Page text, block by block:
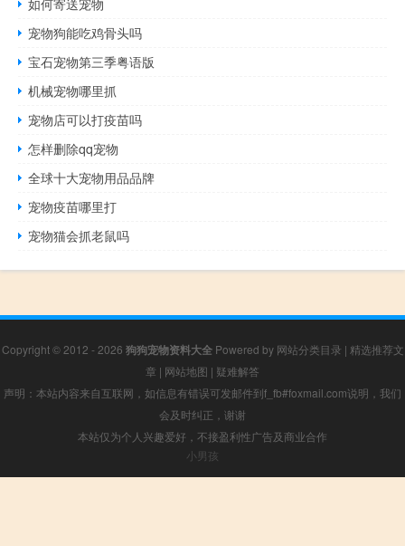
宠物狗能吃鸡骨头吗
宝石宠物第三季粤语版
机械宠物哪里抓
宠物店可以打疫苗吗
怎样删除qq宠物
全球十大宠物用品品牌
宠物疫苗哪里打
宠物猫会抓老鼠吗
Copyright © 2012 - 2026 狗狗宠物资料大全Powered by 网站分类目录 | 精选推荐文
章 | 网站地图 | 疑难解答
声明：本站内容来自互联网，如信息有错误可发邮件到f_fb#foxmail.com说明，我们
会及时纠正，谢谢
本站仅为个人兴趣爱好，不接盈利性广告及商业合作
小男孩